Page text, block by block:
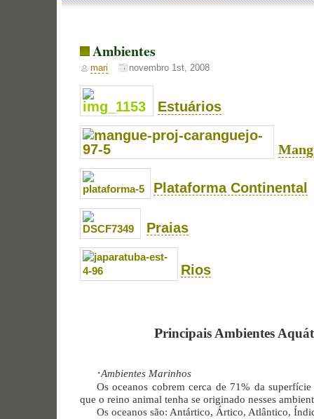
Ambientes
mari novembro 1st, 2008
Estuários
PlataformaContinental
Praias
Rios
Principais Ambientes
·Ambientes Marinhos
Os oceanos cobrem cerca de 71% da superfície
que o reino animal tenha se originado nesses
Os oceanos são: Antártico, Ártico, Atlântico,